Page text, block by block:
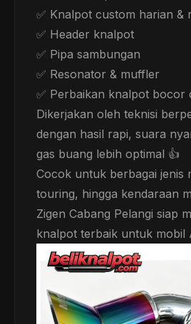
✅ Knalpot custom harian &
✅ Header knalpot
✅ Pipa sambungan
✅ Resonator & muffler
✅ Perbaikan knalpot bocor
Dikerjakan oleh teknisi
dengan hasil rapi, suara
gas buang lebih optimal 👍
Cocok untuk berbagai jenis
touring, hingga kendaraan
Zigen Cabang Pelangi siap
knalpot terbaik untuk mobil